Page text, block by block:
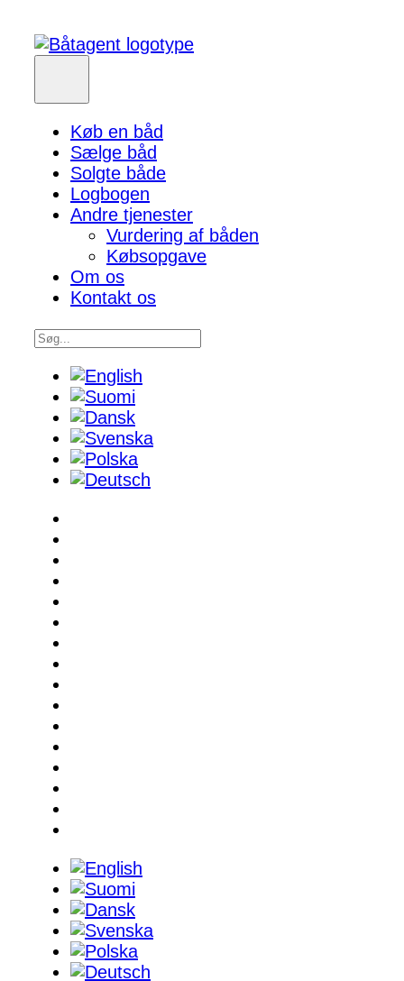
Køb en båd
Sælge båd
Solgte både
Logbogen
Andre tjenester
Vurdering af båden
Købsopgave
Om os
Kontakt os